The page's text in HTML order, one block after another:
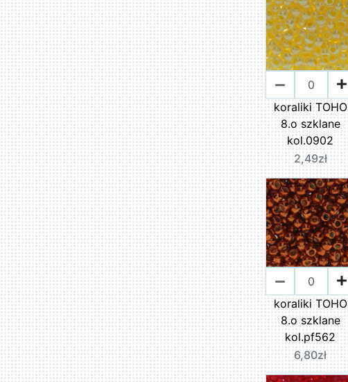
koraliki TOHO
8.o szklane
kol.0902
2,49zł
koraliki TOHO
8.o szklane
kol.pf562
6,80zł